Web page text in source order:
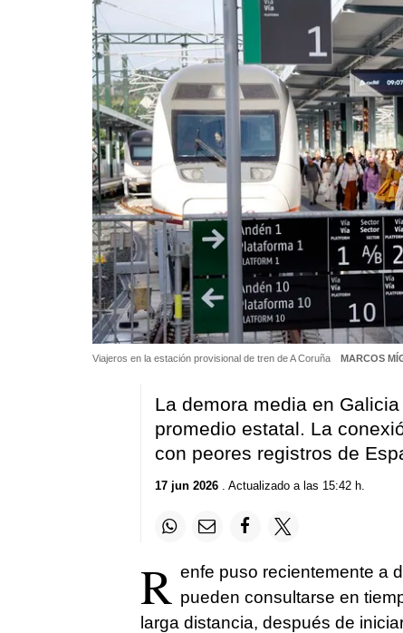
Viajeros en la estación provisional de tren de A Coruña MARCOS
La demora media en
promedio estatal. La
con peores registros de
17 jun 2026. Actualizado a las 15:42 h.
R enfe puso recientemente a
pueden consultarse en
larga distancia, después de